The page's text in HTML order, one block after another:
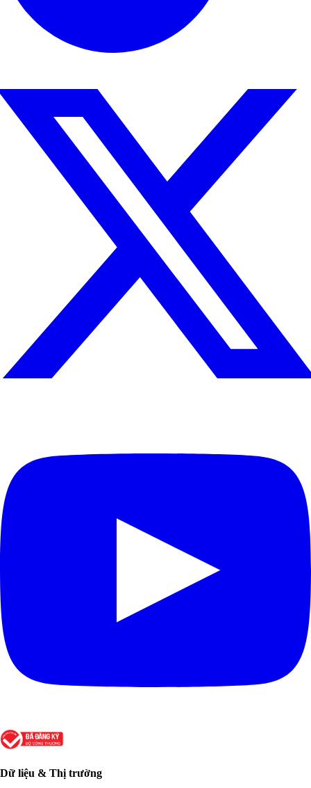
Dữ liệu & Thị trường